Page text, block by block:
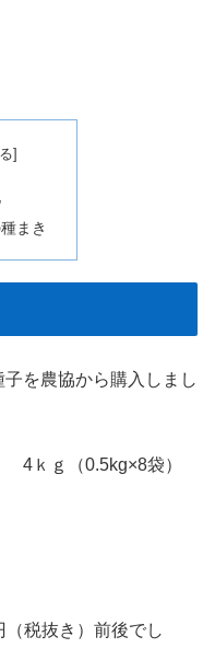
まき
を農協から購入しまし
4ｋｇ（0.5kg×8袋）
税抜き）前後でし